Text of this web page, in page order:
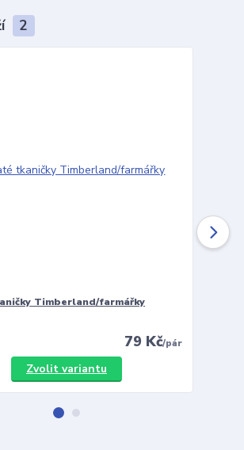
2
Timberland/farmářky
79 Kč/pár
Zvolit variantu